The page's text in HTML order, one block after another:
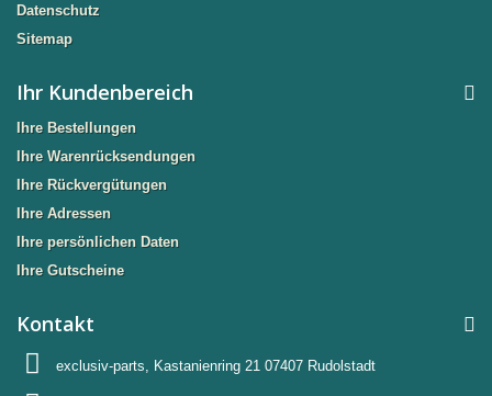
Datenschutz
Sitemap
Ihr Kundenbereich
Ihre Bestellungen
Ihre Warenrücksendungen
Ihre Rückvergütungen
Ihre Adressen
Ihre persönlichen Daten
Ihre Gutscheine
Kontakt
exclusiv-parts, Kastanienring 21 07407 Rudolstadt